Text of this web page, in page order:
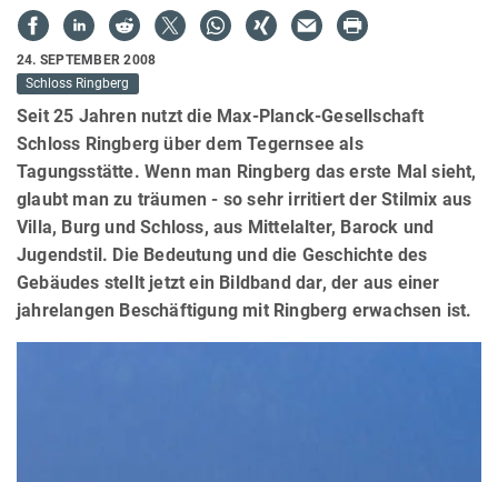
24. SEPTEMBER 2008
Schloss Ringberg
Seit 25 Jahren nutzt die Max-Planck-Gesellschaft
Schloss Ringberg über dem Tegernsee als
Tagungsstätte. Wenn man Ringberg das erste Mal sieht,
glaubt man zu träumen - so sehr irritiert der Stilmix aus
Villa, Burg und Schloss, aus Mittelalter, Barock und
Jugendstil. Die Bedeutung und die Geschichte des
Gebäudes stellt jetzt ein Bildband dar, der aus einer
jahrelangen Beschäftigung mit Ringberg erwachsen ist.